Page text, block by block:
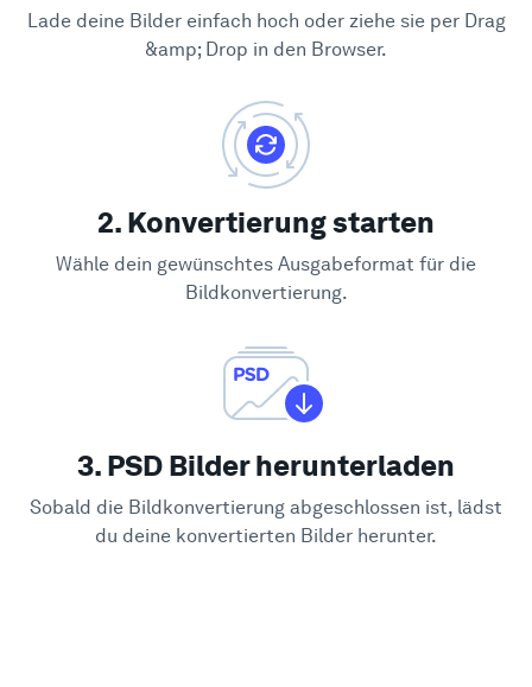
Lade deine Bilder einfach hoch oder ziehe sie per Drag
&amp; Drop in den Browser.
2. Konvertierung starten
Wähle dein gewünschtes Ausgabeformat für die
Bildkonvertierung.
3. PSD Bilder herunterladen
Sobald die Bildkonvertierung abgeschlossen ist, lädst
du deine konvertierten Bilder herunter.